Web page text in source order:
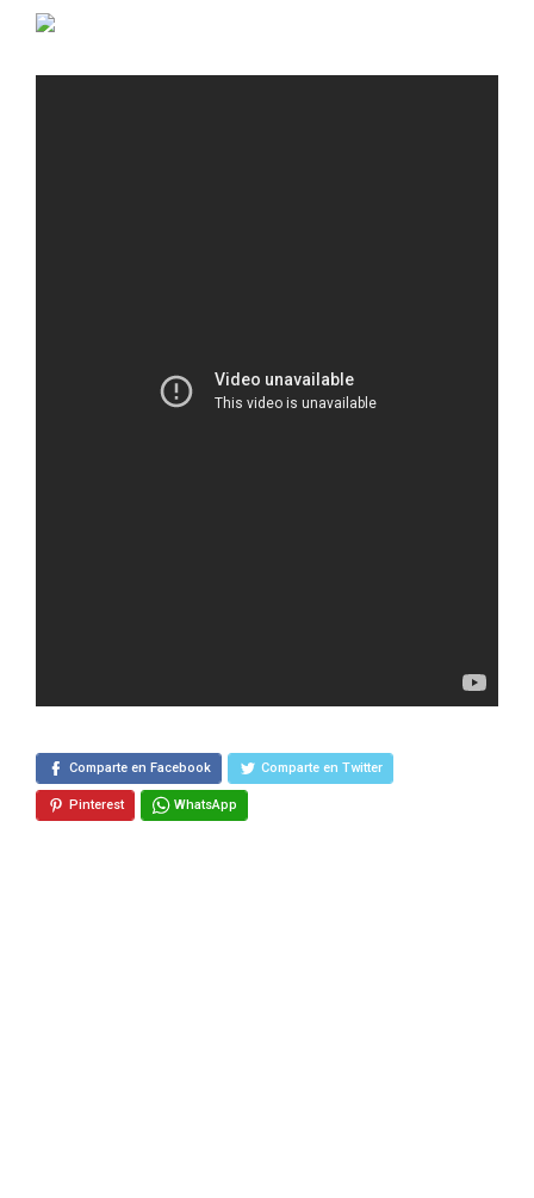
Comparte en Facebook Comparte en Twitter
Pinterest WhatsApp